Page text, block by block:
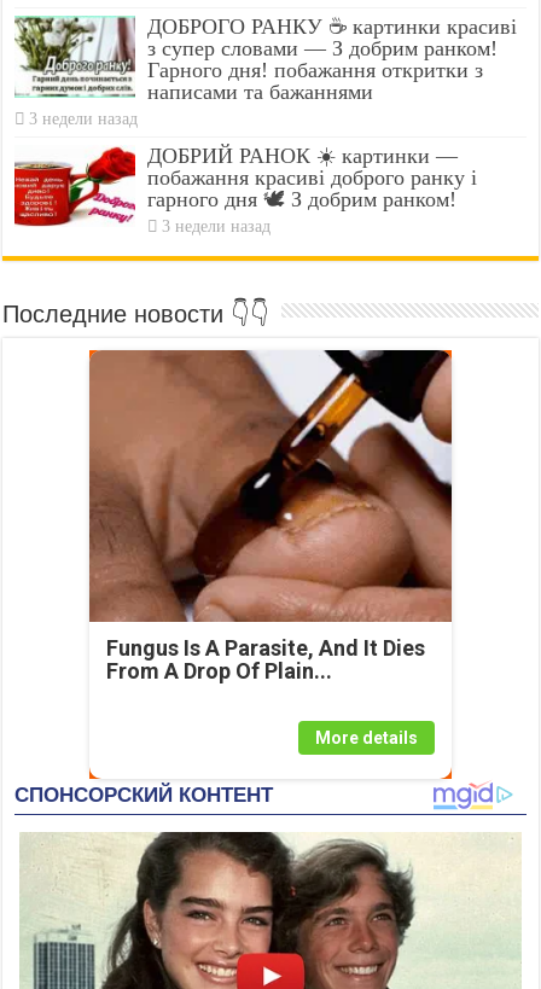
ДОБРОГО РАНКУ ☕ картинки красиві
з супер словами — З добрим ранком!
Гарного дня! побажання откритки з
написами та бажаннями
3 недели назад
ДОБРИЙ РАНОК ☀️ картинки —
побажання красиві доброго ранку і
гарного дня 🕊️ З добрим ранком!
3 недели назад
Последние новости 👇👇
Fungus Is A Parasite, And It Dies
From A Drop Of Plain...
More details